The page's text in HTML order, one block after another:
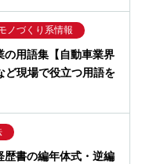
ノづくり系情報
の用語集【自動車業界
ど現場で役立つ用語を
歴書の編年体式・逆編